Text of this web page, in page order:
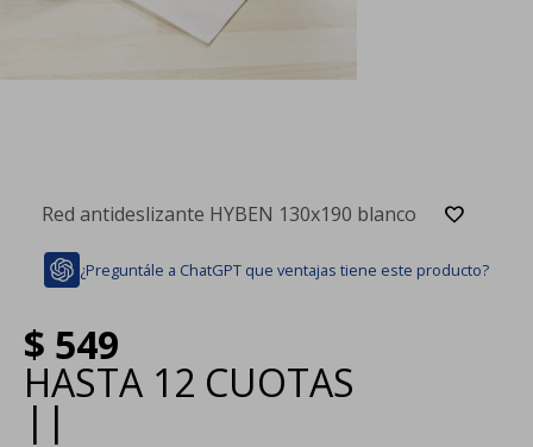
Red antideslizante HYBEN 130x190 blanco
¿Preguntále a ChatGPT que ventajas tiene este producto?
$ 549
HASTA 12 CUOTAS
| |